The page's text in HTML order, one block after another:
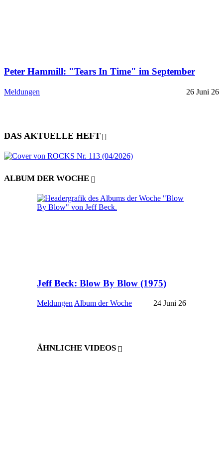
Peter Hammill: "Tears In Time" im September
Meldungen 26 Juni 26
DAS AKTUELLE HEFT
ALBUM DER WOCHE
Jeff Beck: Blow By Blow (1975)
MeldungenAlbum der Woche 24 Juni 26
ÄHNLICHE VIDEOS